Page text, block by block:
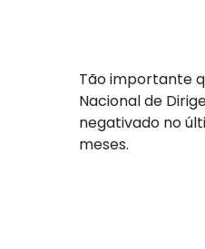
Tão importante
Nacional de
negativado no
meses.